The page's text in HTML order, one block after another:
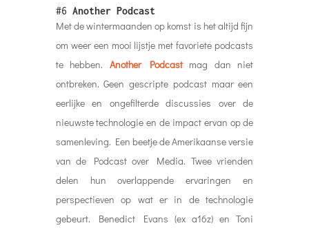
#6 Another Podcast
Met de wintermaanden op komst is het altijd fijn
om weer een mooi lijstje met favoriete podcasts
te hebben. Another Podcastmag dan niet
ontbreken. Geen gescripte podcast maar een
eerlijke en ongefilterde discussies over de
nieuwste technologie en de impact ervan op de
samenleving. Een beetje de Amerikaanse versie
van de Podcast over Media. Twee vrienden
delen hun overlappende ervaringen en
perspectieven op wat er in de technologie
gebeurt. Benedict Evans (ex a16z) en Toni